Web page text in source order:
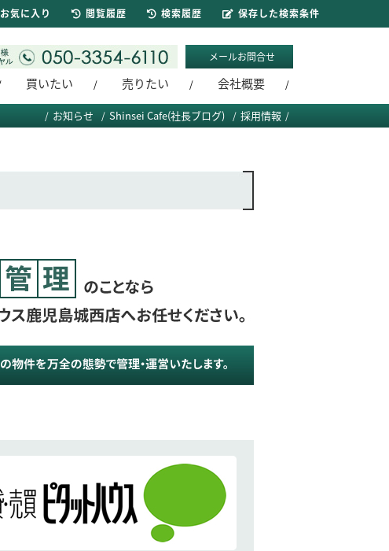
メールお問合せ
買いたい 売りたい 会社概要
採用情報
Shinsei Cafe(社長ブログ)
お知らせ
お気に入り 閲覧履歴 検索履歴 保存した検索条件